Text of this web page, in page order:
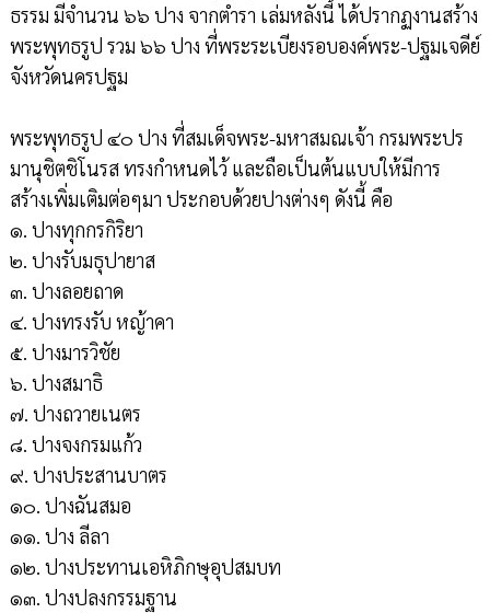
ธรรม มีจำนวน ๖๖ ปาง จากตำรา เล่มหลังนี้ ได้ปรากฏงานสร้าง
พระพุทธรูป รวม ๖๖ ปาง ที่พระระเบียงรอบองค์พระ-ปฐมเจดีย์
จังหวัดนครปฐม
พระพุทธรูป ๔๐ ปาง ที่สมเด็จพระ-มหาสมณเจ้า กรมพระปร
มานุชิตชิโนรส ทรงกำหนดไว้ และถือเป็นต้นแบบให้มีการ
สร้างเพิ่มเติมต่อๆมา ประกอบด้วยปางต่างๆ ดังนี้ คือ
๑. ปางทุกกรกิริยา
๒. ปางรับมธุปายาส
๓. ปางลอยถาด
๔. ปางทรงรับ หญ้าคา
๕. ปางมารวิชัย
๖. ปางสมาธิ
๗. ปางถวายเนตร
๘. ปางจงกรมแก้ว
๙. ปางประสานบาตร
๑๐. ปางฉันสมอ
๑๑. ปาง ลีลา
๑๒. ปางประทานเอหิภิกษุอุปสมบท
๑๓. ปางปลงกรรมฐาน